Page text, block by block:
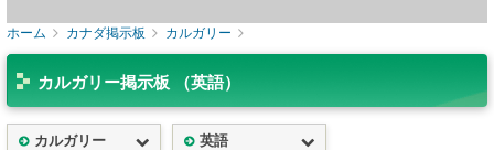
ホーム カナダ掲示板 カルガリー
カルガリー掲示板 （英語）
カルガリー 英語